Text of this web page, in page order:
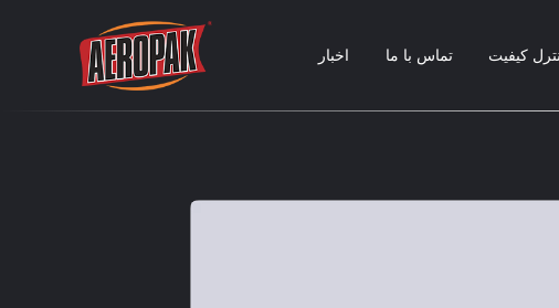
کیفیت تماس با ما اخبار